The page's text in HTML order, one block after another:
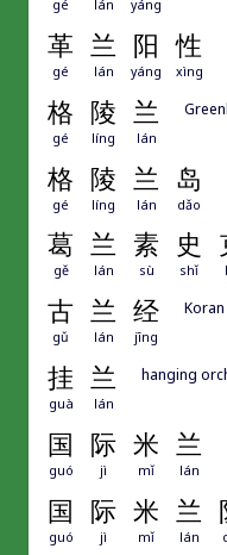
gé lán yáng
革 兰 阳 性
gé lán yáng xìng
格 陵 兰
gé líng lán
格 陵 兰 岛
gé líng lán dǎo
葛 兰 素 史
gě lán sù shǐ
古 兰 经
gǔ lán jīng
挂 兰
guà lán
hanging
国 际 米 兰
guó jì mǐ lán
国 际 米 兰
guó jì mǐ lán